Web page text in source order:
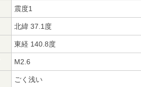
震度1
北緯 37.1度
東経 140.8度
M2.6
ごく浅い